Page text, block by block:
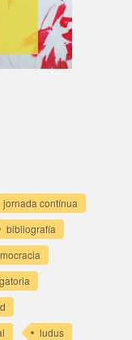
jornada contínua
bibliografía
ludus